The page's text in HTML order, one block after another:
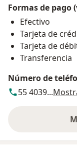
Formas de pago
Efectivo
Tarjeta de
Tarjeta de
Transferencia
Número de
55 4039...